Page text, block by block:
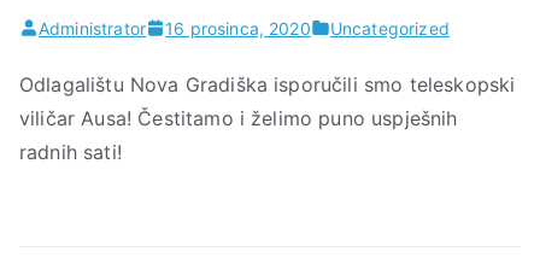
Administrator 16 prosinca, 2020 Uncategorized
Odlagalištu Nova Gradiška isporučili smo teleskopski
viličar Ausa! Čestitamo i želimo puno uspješnih
radnih sati!